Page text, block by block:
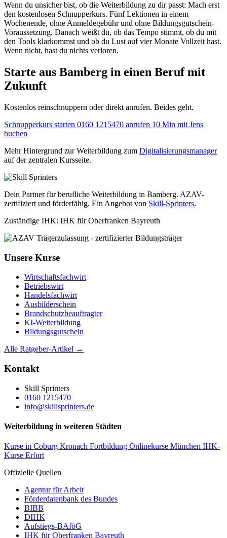
Wenn du unsicher bist, ob die Weiterbildung zu dir passt: Mach erst
den kostenlosen Schnupperkurs. Fünf Lektionen in einem
Wochenende, ohne Anmeldegebühr und ohne Bildungsgutschein-
Voraussetzung. Danach weißt du, ob das Tempo stimmt, ob du mit
den Tools klarkommst und ob du Lust auf vier Monate Vollzeit hast.
Wenn nicht, hast du nichts verloren.
Starte aus Bamberg in einen Beruf mit
Zukunft
Kostenlos reinschnuppern oder direkt anrufen. Beides geht.
Schnupperkurs starten 0160 1215470 anrufen 10 Min mit Jens
buchen
Mehr Hintergrund zur Weiterbildung zum Digitalisierungsmanager
auf der zentralen Kursseite.
Dein Partner für berufliche Weiterbildung in Bamberg. AZAV-
zertifiziert und förderfähig. Ein Angebot von Skill-Sprinters.
Zuständige IHK: IHK für Oberfranken Bayreuth
Unsere Kurse
Wirtschaftsfachwirt
Betriebswirt
Handelsfachwirt
Ausbilderschein
Brandschutzbeauftragter
KI-Weiterbildung
Bildungsgutschein
Alle Ratgeber-Artikel →
Kontakt
Skill Sprinters
0160 1215470
info@skillsprinters.de
Weiterbildung in weiteren Städten
Kurse in Coburg Kronach Fortbildung Onlinekurse München IHK-
Kurse Erfurt
Offizielle Quellen
Agentur für Arbeit
Förderdatenbank des Bundes
BIBB
DIHK
Aufstiegs-BAföG
IHK für Oberfranken Bayreuth